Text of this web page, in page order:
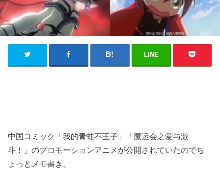
LINE
中国コミック「我的青蛙不王子」「魔运会之爱与激
斗！」のプロモーションアニメが公開されていたのでち
ょっとメモ書き。